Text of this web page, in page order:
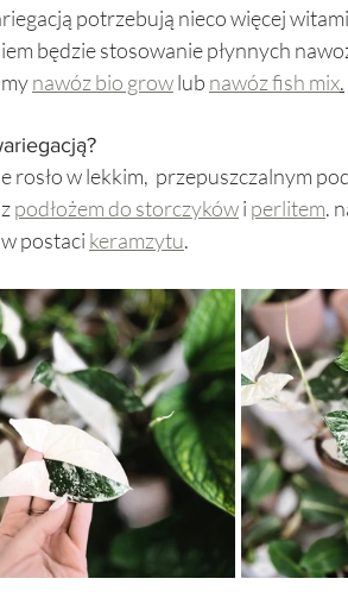
potrzebują nieco więcej
będzie stosowanie płynnych
nawóz bio grow lub nawóz fish mix.
rosło w lekkim,  przepuszczalnym
podłożem do storczyków i perlitem.
postaci keramzytu.